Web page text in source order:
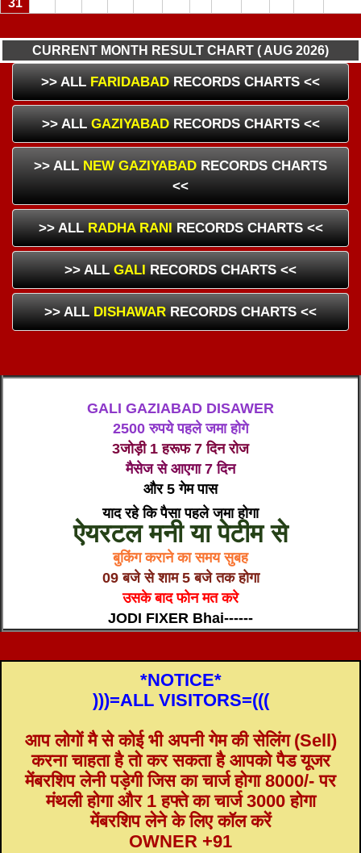
31
CURRENT MONTH RESULT CHART ( AUG 2026)
>> ALLFARIDABADRECORDS CHARTS <<
>> ALLGAZIYABADRECORDS CHARTS <<
>> ALL NEW GAZIYABAD RECORDS CHARTS
<<
>> ALLRADHA RANIRECORDS CHARTS <<
>> ALLGALIRECORDS CHARTS <<
>> ALLDISHAWARRECORDS CHARTS <<
GALI GAZIABAD DISAWER
2500 रुपये पहले जमा होगे
3जोड़ी 1 हरूफ 7 दिन रोज
मैसेज से आएगा 7 दिन
और 5 गेम पास
याद रहे कि पैसा पहले जमा होगा
ऐयरटल मनी या पेटीम से
बुकिंग कराने का समय सुबह
09 बजे से शाम 5 बजे तक होगा
उसके बाद फोन मत करे
JODI FIXER Bhai------
*NOTICE*
)))=ALL VISITORS=(((
आप लोगों मै से कोई भी अपनी गेम की सेलिंग (Sell)
करना चाहता है तो कर सकता है आपको पैड यूजर
मेंबरशिप लेनी पड़ेगी जिस का चार्ज होगा 8000/- पर
मंथली होगा और 1 हफ्ते का चार्ज 3000 होगा
मेंबरशिप लेने के लिए कॉल करें
OWNER +91